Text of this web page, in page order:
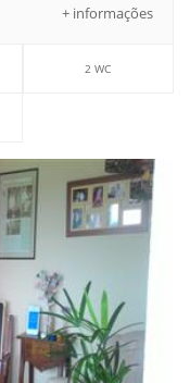
+ informações
2 WC